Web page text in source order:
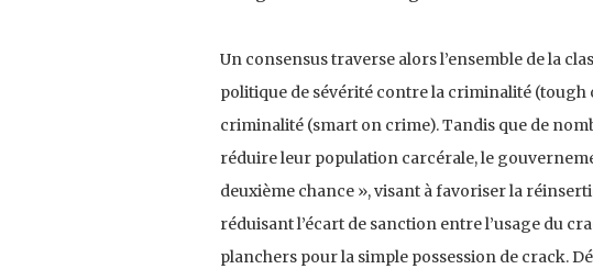
Un consensus traverse alors l’ensemble de la
politique de sévérité contre la criminalité
criminalité (smart on crime). Tandis que de
réduire leur population carcérale, le
deuxième chance », visant à favoriser la
réduisant l’écart de sanction entre l’usage du
planchers pour la simple possession de crack.